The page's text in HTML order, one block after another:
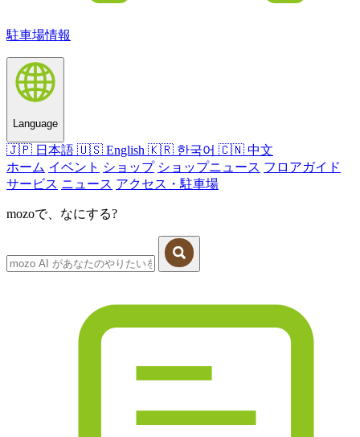
駐車場情報
Language
🇯🇵 日本語 🇺🇸 English 🇰🇷 한국어 🇨🇳 中文
ホーム イベント ショップ ショップニュース フロアガイド
サービス ニュース アクセス・駐車場
mozoで、なにする?